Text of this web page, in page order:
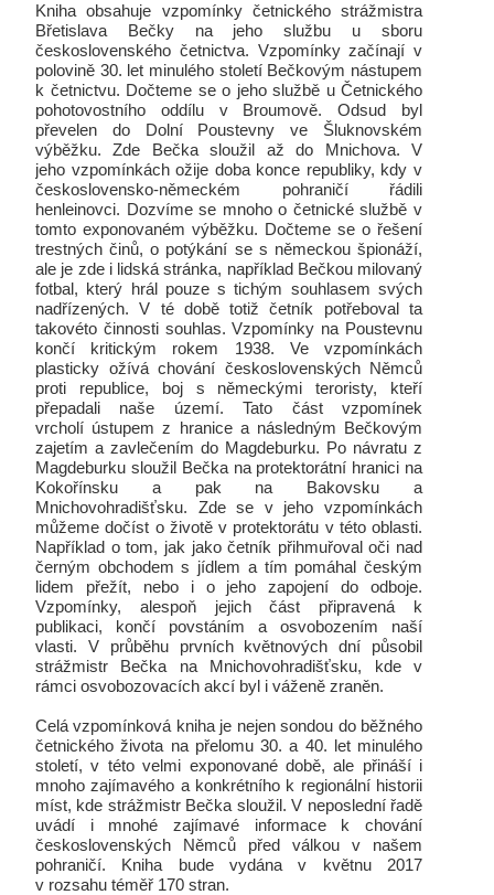
Kniha obsahuje vzpomínky četnického strážmistra
Břetislava Bečky na jeho službu u sboru
československého četnictva. Vzpomínky začínají v
polovině 30. let minulého století Bečkovým nástupem
k četnictvu. Dočteme se o jeho službě u Četnického
pohotovostního oddílu v Broumově. Odsud byl
převelen do Dolní Poustevny ve Šluknovském
výběžku. Zde Bečka sloužil až do Mnichova. V
jeho vzpomínkách ožije doba konce republiky, kdy v
československo-německém pohraničí řádili
henleinovci. Dozvíme se mnoho o četnické službě v
tomto exponovaném výběžku. Dočteme se o řešení
trestných činů, o potýkání se s německou špionáží,
ale je zde i lidská stránka, například Bečkou milovaný
fotbal, který hrál pouze s tichým souhlasem svých
nadřízených. V té době totiž četník potřeboval ta
takovéto činnosti souhlas. Vzpomínky na Poustevnu
končí kritickým rokem 1938. Ve vzpomínkách
plasticky ožívá chování československých Němců
proti republice, boj s německými teroristy, kteří
přepadali naše území. Tato část vzpomínek
vrcholí ústupem z hranice a následným Bečkovým
zajetím a zavlečením do Magdeburku. Po návratu z
Magdeburku sloužil Bečka na protektorátní hranici na
Kokořínsku a pak na Bakovsku a
Mnichovohradišťsku. Zde se v jeho vzpomínkách
můžeme dočíst o životě v protektorátu v této oblasti.
Například o tom, jak jako četník přihmuřoval oči nad
černým obchodem s jídlem a tím pomáhal českým
lidem přežít, nebo i o jeho zapojení do odboje.
Vzpomínky, alespoň jejich část připravená k
publikaci, končí povstáním a osvobozením naší
vlasti. V průběhu prvních květnových dní působil
strážmistr Bečka na Mnichovohradišťsku, kde v
rámci osvobozovacích akcí byl i váženě zraněn.
Celá vzpomínková kniha je nejen sondou do běžného
četnického života na přelomu 30. a 40. let minulého
století, v této velmi exponované době, ale přináší i
mnoho zajímavého a konkrétního k regionální historii
míst, kde strážmistr Bečka sloužil. V neposlední řadě
uvádí i mnohé zajímavé informace k chování
československých Němců před válkou v našem
pohraničí. Kniha bude vydána v květnu 2017
v rozsahu téměř 170 stran.